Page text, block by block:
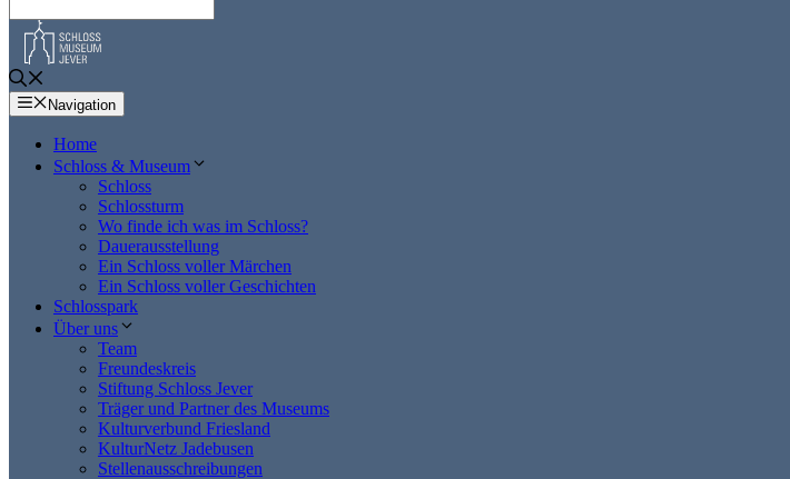
Navigation
Home
Schloss & Museum
Schloss
Schlossturm
Wo finde ich was im Schloss?
Dauerausstellung
Ein Schloss voller Märchen
Ein Schloss voller Geschichten
Schlosspark
Über uns
Team
Freundeskreis
Stiftung Schloss Jever
Träger und Partner des Museums
Kulturverbund Friesland
KulturNetz Jadebusen
Stellenausschreibungen